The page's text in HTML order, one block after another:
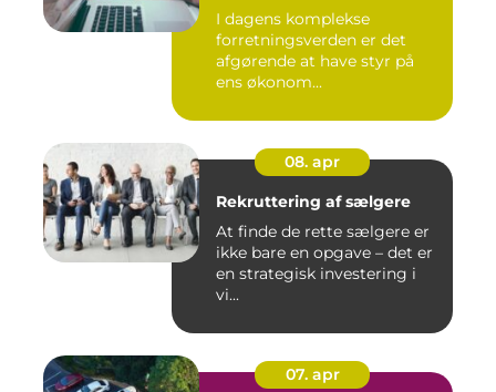
I dagens komplekse
forretningsverden er det
afgørende at have styr på
ens økonom...
08. apr
Rekruttering af sælgere
At finde de rette sælgere er
ikke bare en opgave – det er
en strategisk investering i
vi...
07. apr